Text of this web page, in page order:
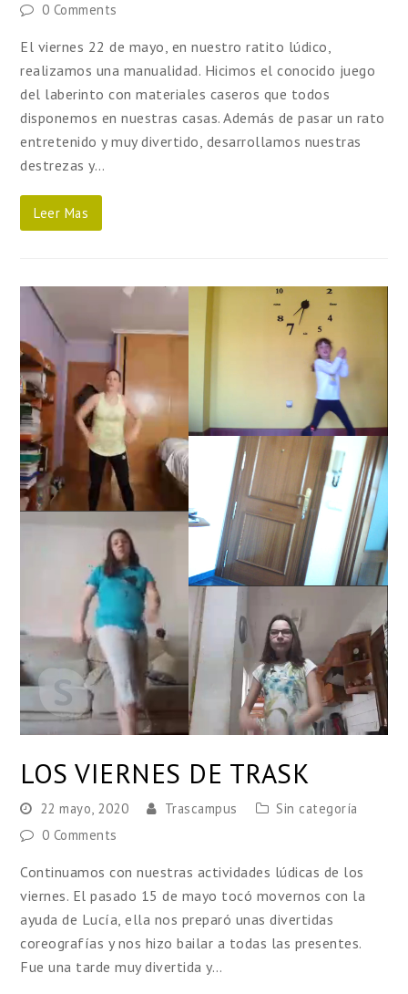
0 Comments
El viernes 22 de mayo, en nuestro ratito lúdico,
realizamos una manualidad. Hicimos el conocido juego
del laberinto con materiales caseros que todos
disponemos en nuestras casas. Además de pasar un rato
entretenido y muy divertido, desarrollamos nuestras
destrezas y…
Leer Mas
LOS VIERNES DE TRASK
22 mayo, 2020 Trascampus
Sin categoría
0 Comments
Continuamos con nuestras actividades lúdicas de los
viernes. El pasado 15 de mayo tocó movernos con la
ayuda de Lucía, ella nos preparó unas divertidas
coreografías y nos hizo bailar a todas las presentes.
Fue una tarde muy divertida y…